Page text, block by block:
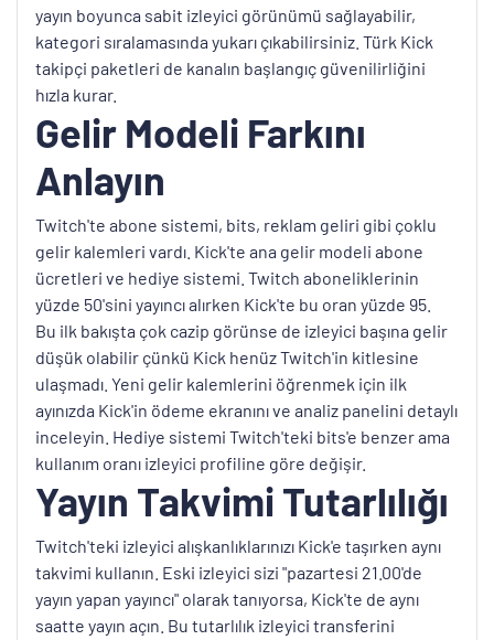
yayın boyunca sabit izleyici görünümü sağlayabilir,
kategori sıralamasında yukarı çıkabilirsiniz. Türk Kick
takipçi paketleri de kanalın başlangıç güvenilirliğini
hızla kurar.
Gelir Modeli Farkını
Anlayın
Twitch'te abone sistemi, bits, reklam geliri gibi çoklu
gelir kalemleri vardı. Kick'te ana gelir modeli abone
ücretleri ve hediye sistemi. Twitch aboneliklerinin
yüzde 50'sini yayıncı alırken Kick'te bu oran yüzde 95.
Bu ilk bakışta çok cazip görünse de izleyici başına gelir
düşük olabilir çünkü Kick henüz Twitch'in kitlesine
ulaşmadı. Yeni gelir kalemlerini öğrenmek için ilk
ayınızda Kick'in ödeme ekranını ve analiz panelini detaylı
inceleyin. Hediye sistemi Twitch'teki bits'e benzer ama
kullanım oranı izleyici profiline göre değişir.
Yayın Takvimi Tutarlılığı
Twitch'teki izleyici alışkanlıklarınızı Kick'e taşırken aynı
takvimi kullanın. Eski izleyici sizi "pazartesi 21.00'de
yayın yapan yayıncı" olarak tanıyorsa, Kick'te de aynı
saatte yayın açın. Bu tutarlılık izleyici transferini